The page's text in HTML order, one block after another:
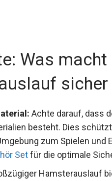
Was
sicher
Achte darauf, dass
besteht. Dies
zum Spielen und
Setfür die optimale
Hamsterauslauf